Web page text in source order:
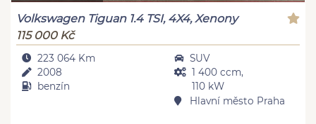
Volkswagen Tiguan 1.4 TSI, 4X4, Xenony
115 000 Kč
223 064 Km
2008
benzín
SUV
1 400 ccm,
110 kW
Hlavní město Praha